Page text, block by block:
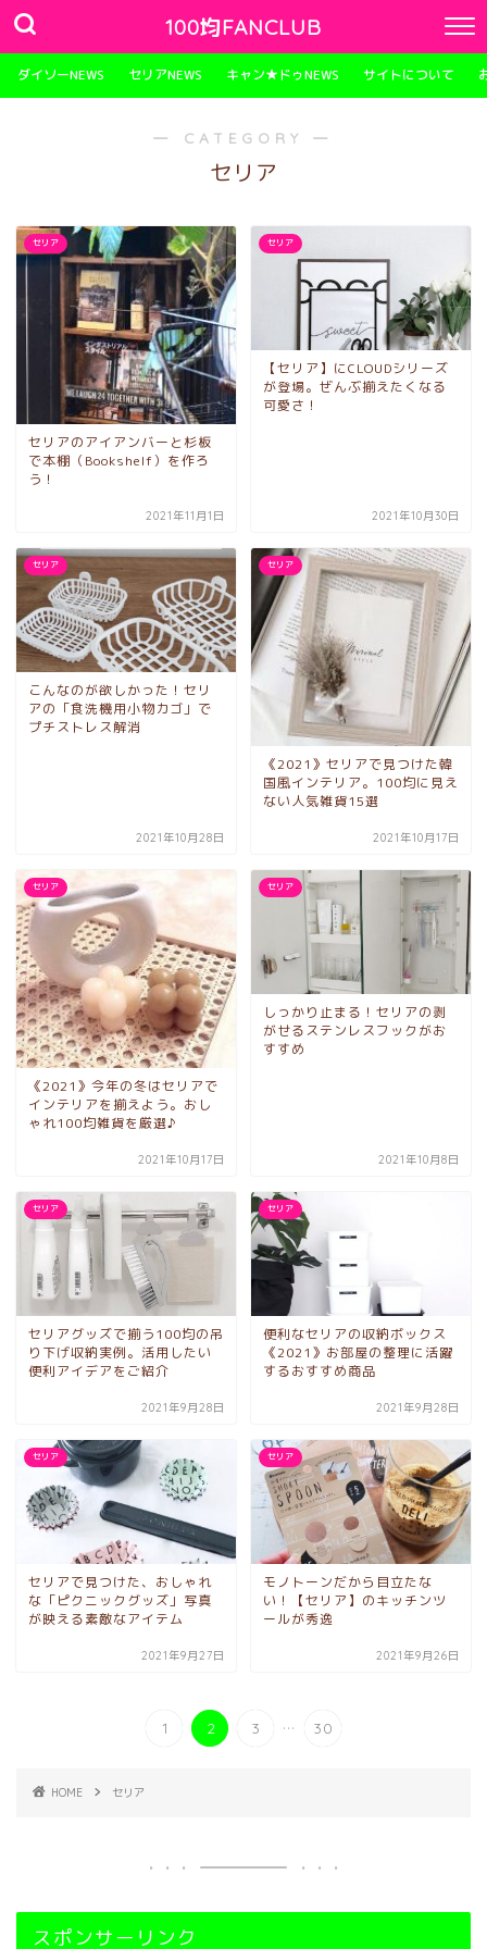
100均FANCLUB
ダイソーNEWS セリアNEWS キャン★ドゥNEWS サイトについて
― CATEGORY ―
セリア
セリア
セリアのアイアンバーと杉板
で本棚（Bookshelf）を作ろ
う！
2021年11月1日
セリア
【セリア】にCLOUDシリーズ
が登場。ぜんぶ揃えたくなる
可愛さ！
2021年10月30日
セリア
こんなのが欲しかった！セリ
アの「食洗機用小物カゴ」で
プチストレス解消
2021年10月28日
セリア
《2021》セリアで見つけた韓
国風インテリア。100均に見え
ない人気雑貨15選
2021年10月17日
セリア
《2021》今年の冬はセリアで
インテリアを揃えよう。おし
ゃれ100均雑貨を厳選♪
2021年10月17日
セリア
しっかり止まる！セリアの剥
がせるステンレスフックがお
すすめ
2021年10月8日
セリア
セリアグッズで揃う100均の吊
り下げ収納実例。活用したい
便利アイデアをご紹介
2021年9月28日
セリア
便利なセリアの収納ボックス
《2021》お部屋の整理に活躍
するおすすめ商品
2021年9月28日
セリア
セリアで見つけた、おしゃれ
な「ピクニックグッズ」写真
が映える素敵なアイテム
2021年9月27日
セリア
モノトーンだから目立たな
い！【セリア】のキッチンツ
ールが秀逸
2021年9月26日
1 2 3 ... 30
HOME セリア
スポンサーリンク